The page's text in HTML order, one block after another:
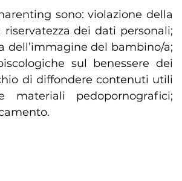
sono: violazione della
dei dati personali;
dell’immagine del bambino/a;
sul benessere dei
di diffondere contenuti utili
materiali pedopornografici;